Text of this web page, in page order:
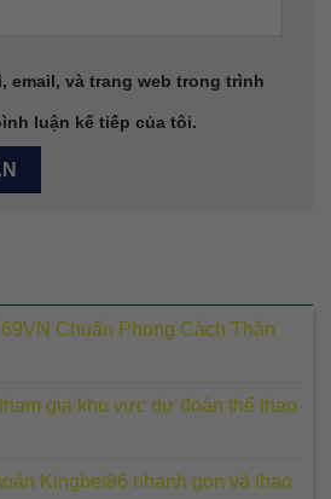
email, và trang web trong trình
luận kế tiếp của tôi.
Chuẩn Phong Cách Thần
gia khu vực dự đoán thể thao
Kingbet86 nhanh gọn và thao